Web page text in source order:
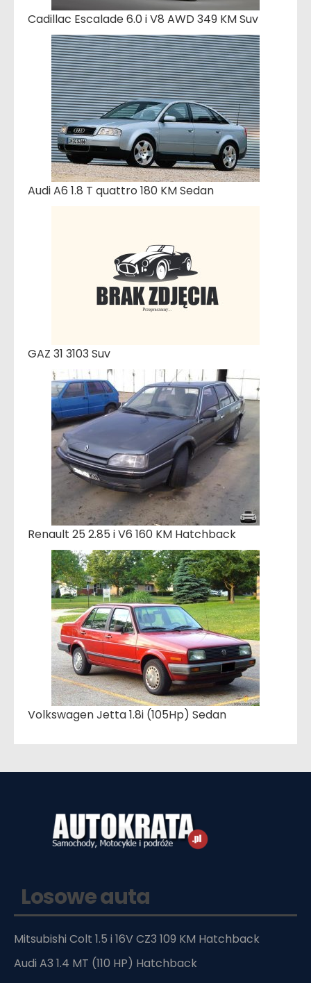
Cadillac Escalade 6.0 i V8 AWD 349 KM Suv
Audi A6 1.8 T quattro 180 KM Sedan
GAZ 31 3103 Suv
Renault 25 2.85 i V6 160 KM Hatchback
Volkswagen Jetta 1.8i (105Hp) Sedan
Losowe auta
Mitsubishi Colt 1.5 i 16V CZ3 109 KM Hatchback
Audi A3 1.4 MT (110 HP) Hatchback